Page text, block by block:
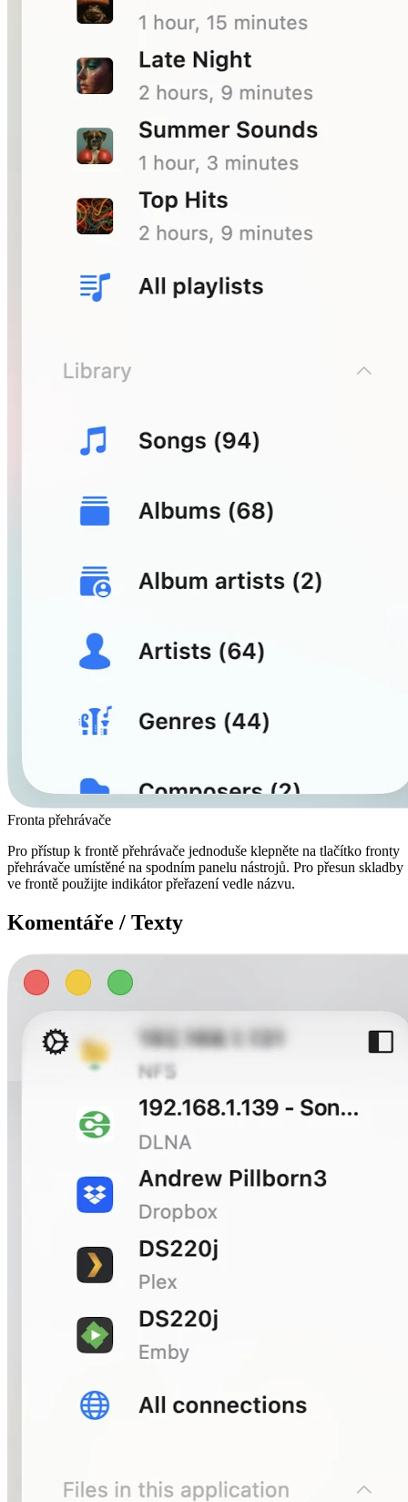
Fronta přehrávače
Pro přístup k frontě přehrávače jednoduše klepněte na tlačítko fronty
přehrávače umístěné na spodním panelu nástrojů. Pro přesun skladby
ve frontě použijte indikátor přeřazení vedle názvu.
Komentáře / Texty